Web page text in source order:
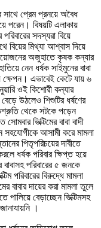
সাথে প্রেম প্রনয়ে অবৈধ
পরেন। বিষয়টি এলাকায়
সদস্যরা বিয়ে
বিয়ের মিথ্যা আশ্বাস দিয়ে
অজুহাতে কৃষক কন্যার
নেন ধর্ষক সাইমুনের বাবা
এভাবেই কেটে যায় ৬
ওই কিশোরী কন্যার
উঠলেও শিশুটির ধর্ষণের
থেকে সটকে পড়েন
ভিক্টিমের বাবা বাদী
সহযোগীকে আসামী করে মামলা
পিতৃপরিচয়ের দাবীতে
ধর্ষক পরিবার ক্ষিপ্ত হয়ে
বাবাসহ পরিবারের ৫ জনকে
পরিবারের বিরুদ্ধে মামলা
বাবার দায়ের করা মামলা তুলে
পালিয়ে বেড়াচ্ছেন ভিক্টিমসহ
।